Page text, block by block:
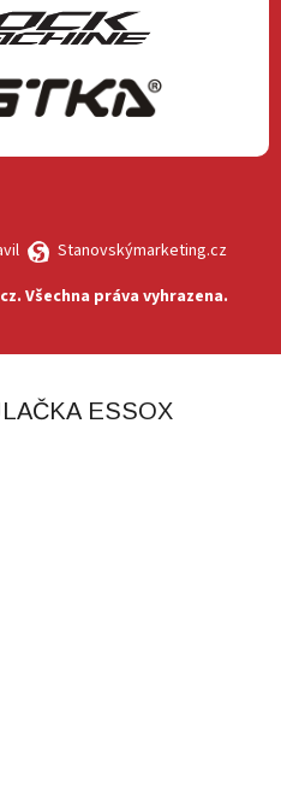
Stanovskýmarketing.cz
. Všechna práva vyhrazena.
ESSOX